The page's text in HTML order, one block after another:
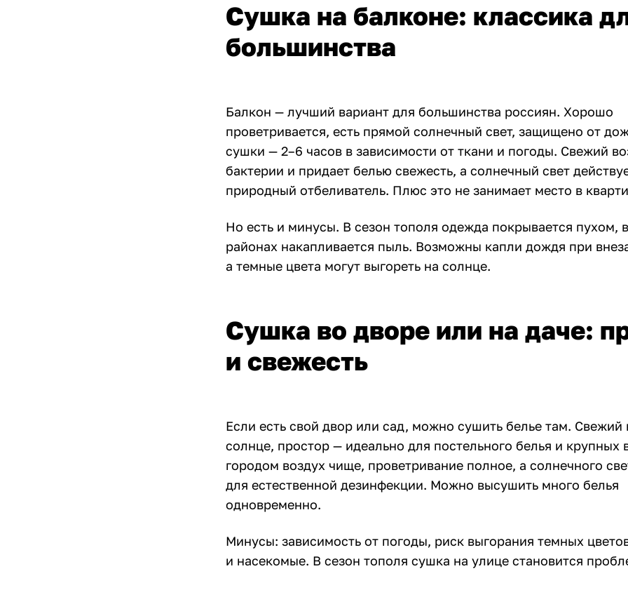
Сушка на балконе: классика
большинства
Балкон — лучший вариант для большинства россиян. Хорошо
проветривается, есть прямой солнечный свет, защищено от
сушки — 2–6 часов в зависимости от ткани и погоды. Свежий
бактерии и придает белью свежесть, а солнечный свет
природный отбеливатель. Плюс это не занимает место в
Но есть и минусы. В сезон тополя одежда покрывается пухом,
районах накапливается пыль. Возможны капли дождя при
а темные цвета могут выгореть на солнце.
Сушка во дворе или на даче:
и свежесть
Если есть свой двор или сад, можно сушить белье там. Свежий
солнце, простор — идеально для постельного белья и крупных
городом воздух чище, проветривание полное, а солнечного
для естественной дезинфекции. Можно высушить много белья
одновременно.
Минусы: зависимость от погоды, риск выгорания темных
и насекомые. В сезон тополя сушка на улице становится